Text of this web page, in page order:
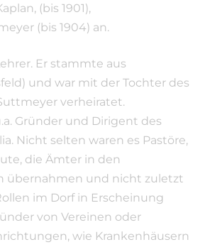
(bis 1901),
(bis 1904) an.
Er stammte aus
und war mit der Tochter des
verheiratet.
Gründer und Dirigent des
Nicht selten waren es Pastöre,
die Ämter in den
übernahmen und nicht zuletzt
im Dorf in Erscheinung
von Vereinen oder
wie Krankenhäusern